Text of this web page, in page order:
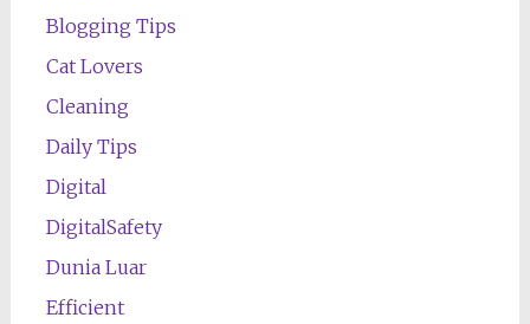
Blogging Tips
Cat Lovers
Cleaning
Daily Tips
Digital
DigitalSafety
Dunia Luar
Efficient